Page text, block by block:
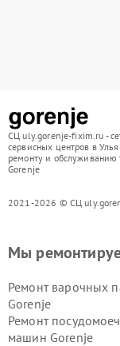
СЦ uly.gorenje-fixim.ru -
сервисных центров в
ремонту и обслуживанию
Gorenje
2021-2026 © СЦ
Мы
Ремонт варочных
Gorenje
Ремонт
машин Gorenje